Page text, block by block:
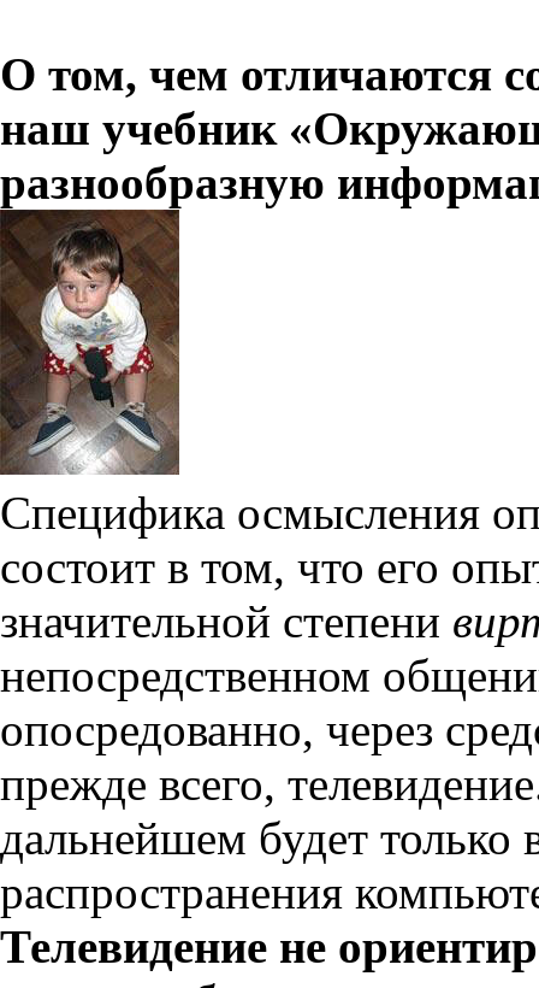
О том, чем отличаются
наш учебник
разнообразную
Специфика осмысления
состоит в том, что его
значительной степени
непосредственном
опосредованно, через
прежде всего,
дальнейшем будет только
распространения
Телевидение не